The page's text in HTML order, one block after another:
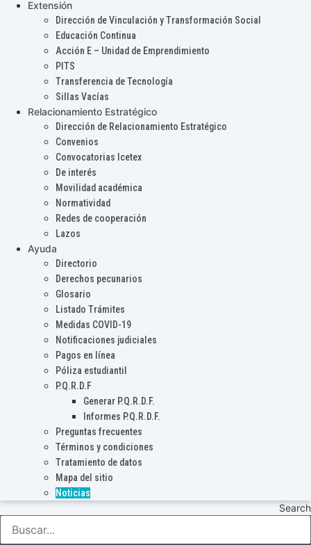
Extensión
Dirección de Vinculación y Transformación Social
Educación Continua
Acción E – Unidad de Emprendimiento
PITS
Transferencia de Tecnología
Sillas Vacías
Relacionamiento Estratégico
Dirección de Relacionamiento Estratégico
Convenios
Convocatorias Icetex
De interés
Movilidad académica
Normatividad
Redes de cooperación
Lazos
Ayuda
Directorio
Derechos pecunarios
Glosario
Listado Trámites
Medidas COVID-19
Notificaciones judiciales
Pagos en línea
Póliza estudiantil
P.Q.R.D.F
Generar P.Q.R.D.F.
Informes P.Q.R.D.F.
Preguntas frecuentes
Términos y condiciones
Tratamiento de datos
Mapa del sitio
Noticias
Search